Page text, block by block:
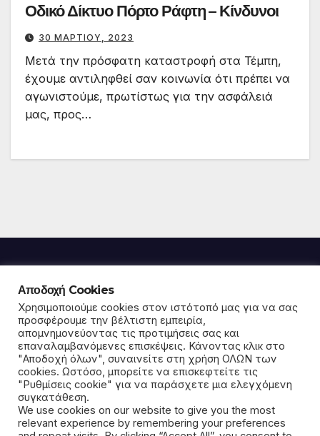
Οδικό Δίκτυο Πόρτο Ράφτη – Κίνδυνοι
30 ΜΑΡΤΊΟΥ, 2023
Μετά την πρόσφατη καταστροφή στα Τέμπη,
έχουμε αντιληφθεί σαν κοινωνία ότι πρέπει να
αγωνιστούμε, πρωτίστως για την ασφάλειά
μας, προς…
Παρέμβαση για την
κοινωνία και το περιβάλλον
σε Μαρκόπουλο και Πόρτο Ράφτη
Αποδοχή Cookies
Χρησιμοποιούμε cookies στον ιστότοπό μας για να σας
προσφέρουμε την βέλτιστη εμπειρία,
απομνημονεύοντας τις προτιμήσεις σας και
επαναλαμβανόμενες επισκέψεις. Κάνοντας κλικ στο
"Αποδοχή όλων", συναινείτε στη χρήση ΟΛΩΝ των
cookies. Ωστόσο, μπορείτε να επισκεφτείτε τις
"Ρυθμίσεις cookie" για να παράσχετε μια ελεγχόμενη
συγκατάθεση.
We use cookies on our website to give you the most
relevant experience by remembering your preferences